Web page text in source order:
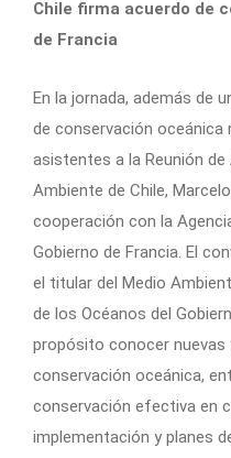
Chile firma acuerdo de
de Francia
En la jornada, además de
de conservación oceánica
asistentes a la Reunión
Ambiente de Chile,
cooperación con la
Gobierno de Francia. El
el titular del Medio
de los Océanos del
propósito conocer
conservación oceánica,
conservación efectiva en
implementación y planes